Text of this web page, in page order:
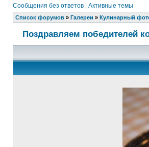
Сообщения без ответов Активные темы
Список форумов » Галереи » Кулинарный
Поздравляем победителей